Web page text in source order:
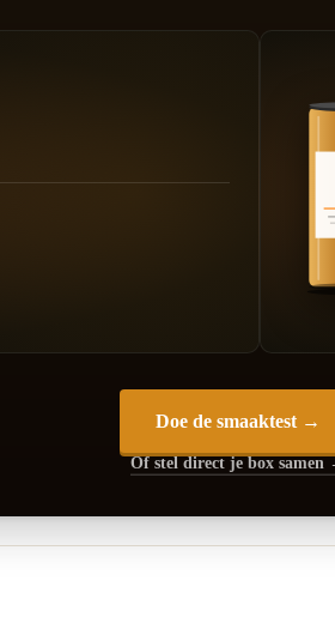
Doe de smaaktest →
Of stel direct je box samen